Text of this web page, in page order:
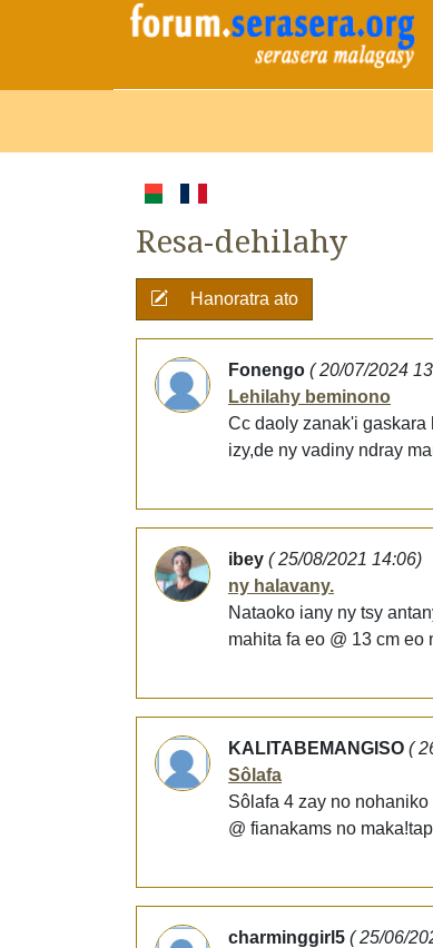
Resa-dehilahy
Hanoratra ato
Fonengo ( 20/07/2024
Lehilahy beminono
Cc daoly zanak'i gaskara
izy,de ny vadiny ndray
ibey ( 25/08/2021 14:06)
ny halavany.
Nataoko iany ny tsy
mahita fa eo @ 13 cm eo
KALITABEMANGISO (
Sôlafa
Sôlafa 4 zay no
@ fianakams no
charminggirl5 ( 25/06/